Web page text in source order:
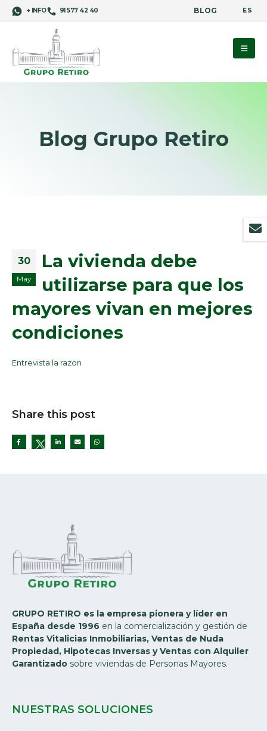
+ INFO 91 577 42 40 BLOG ES
Blog Grupo Retiro
30
May
La vivienda debe
utilizarse para que los
mayores vivan en mejores
condiciones
Entrevista la razon
Share this post
GRUPO RETIRO es la empresa pionera y líder en
España desde 1996 en la comercialización y gestión de
Rentas Vitalicias Inmobiliarias, Ventas de Nuda
Propiedad, Hipotecas Inversas y Ventas con Alquiler
Garantizado sobre viviendas de Personas Mayores.
NUESTRAS SOLUCIONES